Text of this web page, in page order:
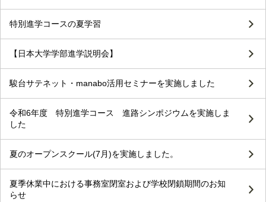
特別進学コースの夏学習
【日本大学学部進学説明会】
駿台サテネット・manabo活用セミナーを実施しました
令和6年度 特別進学コース 進路シンポジウムを実施しま
した
夏のオープンスクール(7月)を実施しました。
夏季休業中における事務室閉室および学校閉鎖期間のお知
らせ